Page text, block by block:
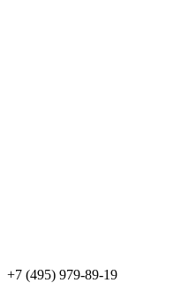
+7 (495) 979-89-19